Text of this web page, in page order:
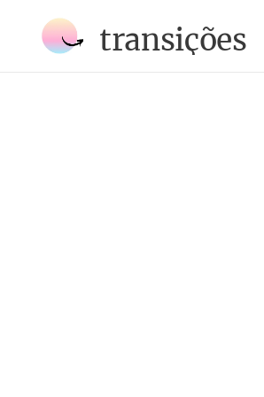
transições